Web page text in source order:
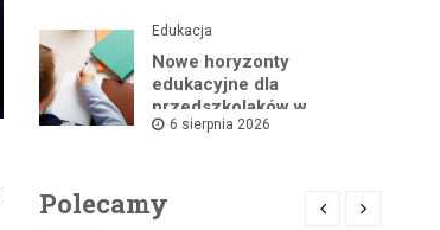
Edukacja
Nowe horyzonty
edukacyjne dla
przedszkolaków w
Publicznym Przedszkolu
6 sierpnia 2026
Polecamy